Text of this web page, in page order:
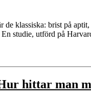
de klassiska: brist på
studie, utförd på
hittar man